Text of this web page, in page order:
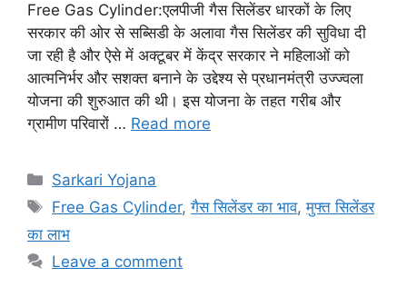
Free Gas Cylinder:एलपीजी गैस सिलेंडर धारकों के लिए
सरकार की ओर से सब्सिडी के अलावा गैस सिलेंडर की सुविधा दी
जा रही है और ऐसे में अक्टूबर में केंद्र सरकार ने महिलाओं को
आत्मनिर्भर और सशक्त बनाने के उद्देश्य से प्रधानमंत्री उज्ज्वला
योजना की शुरुआत की थी। इस योजना के तहत गरीब और
ग्रामीण परिवारों … Read more
Categories
Sarkari Yojana
Tags
Free Gas Cylinder,गैस सिलेंडर का भाव,मुफ्त सिलेंडर
का लाभ
Leave a comment